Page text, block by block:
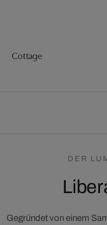
Cottage
DER
Gegründet von einem